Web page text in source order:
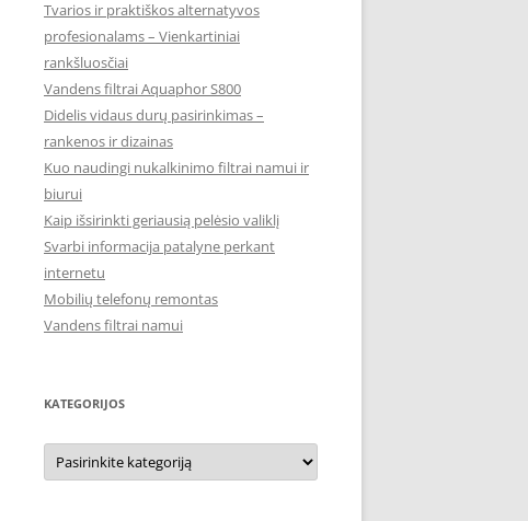
Tvarios ir praktiškos alternatyvos
profesionalams – Vienkartiniai
rankšluosčiai
Vandens filtrai Aquaphor S800
Didelis vidaus durų pasirinkimas –
rankenos ir dizainas
Kuo naudingi nukalkinimo filtrai namui ir
biurui
Kaip išsirinkti geriausią pelėsio valiklį
Svarbi informacija patalyne perkant
internetu
Mobilių telefonų remontas
Vandens filtrai namui
KATEGORIJOS
Kategorijos